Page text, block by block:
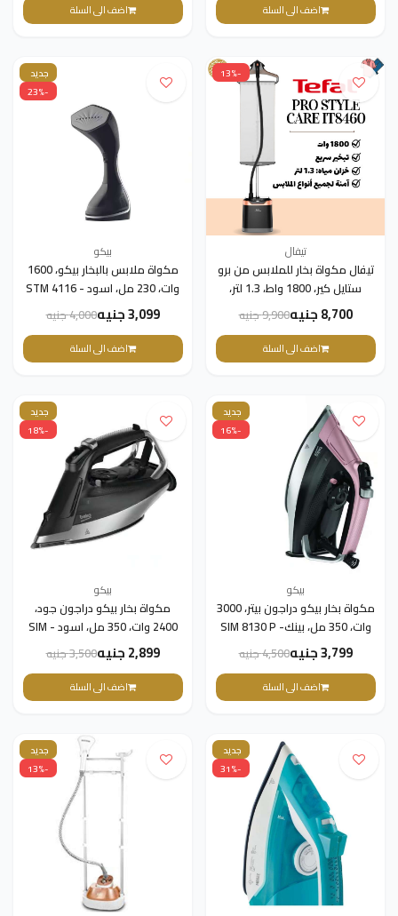
اضف الى السلة اضف الى السلة
-13%
تيفال
تيفال مكواة بخار للملابس من برو
ستايل كير، 1800 واط، 1.3 لتر،
اسود ونحاسي، IT8460
8,700 جنيه 9,900 جنيه
اضف الى السلة
جديد
-23%
بيكو
مكواة ملابس بالبخار بيكو، 1600
وات، 230 مل، اسود - STM 4116
B
3,099 جنيه 4,000 جنيه
اضف الى السلة
جديد
-16%
بيكو
مكواة بخار بيكو دراجون بيتر، 3000
وات، 350 مل، بينك- SIM 8130 P
3,799 جنيه 4,500 جنيه
اضف الى السلة
جديد
-18%
بيكو
مكواة بخار بيكو دراجون جود،
2400 وات، 350 مل، اسود - SIM
5124 A 2,899 جنيه 3,500 جنيه
اضف الى السلة
جديد
-31%
جديد
-13%